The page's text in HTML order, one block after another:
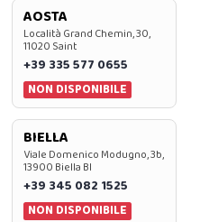
AOSTA
Località Grand Chemin, 30,
11020 Saint
+39 335 577 0655
NON DISPONIBILE
BIELLA
Viale Domenico Modugno, 3b,
13900 Biella BI
+39 345 082 1525
NON DISPONIBILE